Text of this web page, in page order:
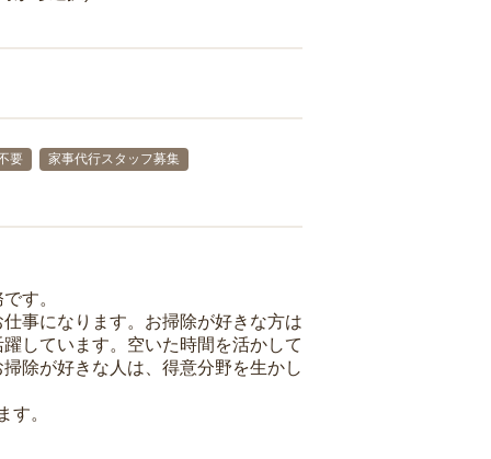
要
家事代行スタッフ募集
す。
事になります。お掃除が好きな方は
しています。空いた時間を活かして
除が好きな人は、得意分野を生かし
す。